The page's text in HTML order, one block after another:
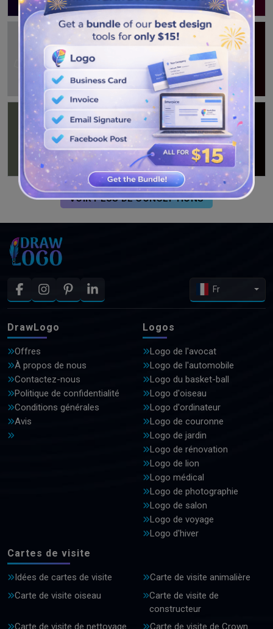
VOIR PLUS DE CONCEPTIONS
Fr
DrawLogo
Offres
À propos de nous
Contactez-nous
Politique de confidentialité
Conditions générales
Avis
Logos
Logo de l'avocat
Logo de l'automobile
Logo du basket-ball
Logo d'oiseau
Logo d'ordinateur
Logo de couronne
Logo de jardin
Logo de rénovation
Logo de lion
Logo médical
Logo de photographie
Logo de salon
Logo de voyage
Logo d'hiver
Cartes de visite
Idées de cartes de visite
Carte de visite animalière
Carte de visite oiseau
Carte de visite de
constructeur
Carte de visite de nettoyage
Carte de visite de Crown